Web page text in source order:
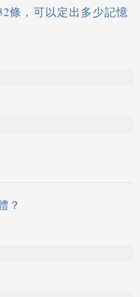
條，可以定出多少記憶
？